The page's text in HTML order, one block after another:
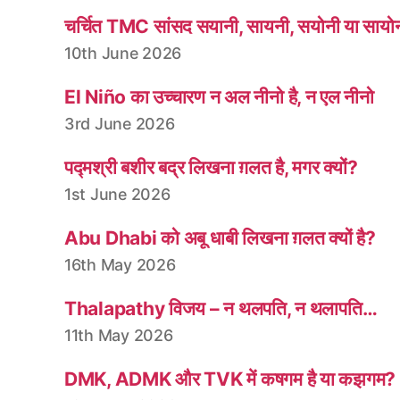
चर्चित TMC सांसद सयानी, सायनी, सयोनी या
10th June 2026
El Niño का उच्चारण न अल नीनो है, न एल नीनो
3rd June 2026
पद्मश्री बशीर बद्र लिखना ग़लत है, मगर क्यों?
1st June 2026
Abu Dhabi को अबू धाबी लिखना ग़लत क्यों है?
16th May 2026
Thalapathy विजय – न थलपति, न थलापति…
11th May 2026
DMK, ADMK और TVK में कषगम है या कझगम?